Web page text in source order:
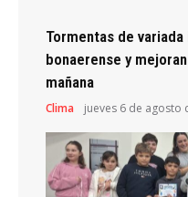
Tormentas de
bonaerense y
mañana
Clima jueves 6 de agosto